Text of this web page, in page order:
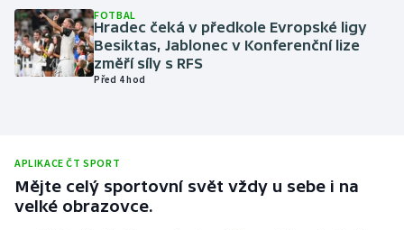
Olympijské hry
Parasport
Ragby
FOTBAL
Hradec čeká v předkole Evropské ligy
Besiktas, Jablonec v Konferenční lize
změří síly s RFS
Před 4 hod
APLIKACE ČT SPORT
Mějte celý sportovní svět vždy u sebe i na
velké obrazovce.